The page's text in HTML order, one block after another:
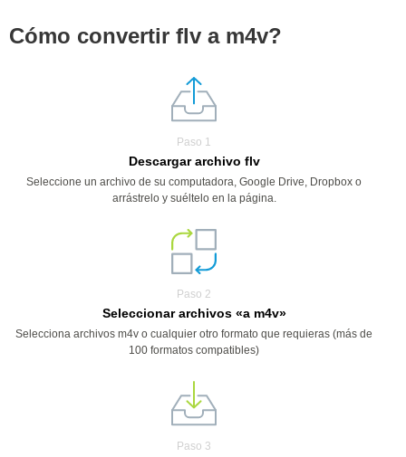
Cómo convertir flv a m4v?
Paso 1
Descargar archivo flv
Seleccione un archivo de su computadora, Google Drive, Dropbox o
arrástrelo y suéltelo en la página.
Paso 2
Seleccionar archivos «a m4v»
Selecciona archivos m4v o cualquier otro formato que requieras (más de
100 formatos compatibles)
Paso 3